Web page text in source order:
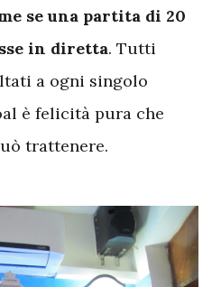
se una partita di 20
in diretta. Tutti
a ogni singolo
è felicità pura che
trattenere.